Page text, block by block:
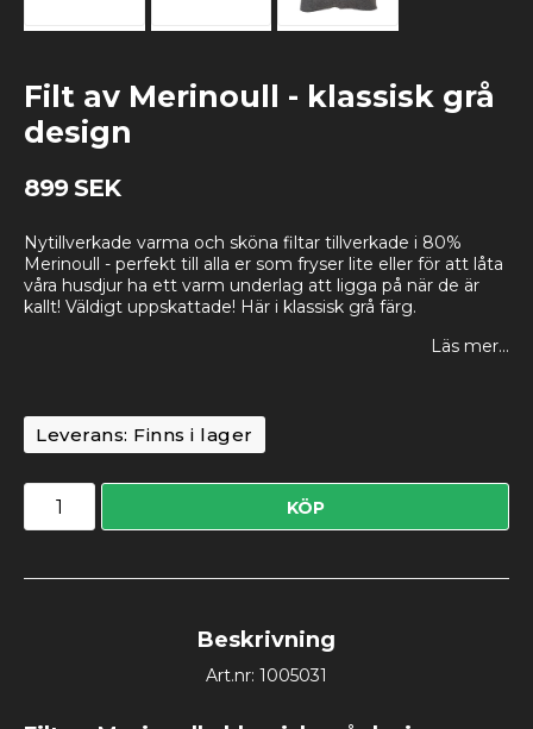
Filt av Merinoull - klassisk grå
design
899 SEK
Nytillverkade varma och sköna filtar tillverkade i 80%
Merinoull - perfekt till alla er som fryser lite eller för att låta
våra husdjur ha ett varm underlag att ligga på när de är
kallt! Väldigt uppskattade! Här i klassisk grå färg.
Läs mer...
Leverans: Finns i lager
KÖP
Beskrivning
Art.nr: 1005031